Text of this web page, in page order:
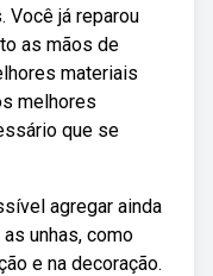
Você já reparou
as mãos de
materiais
melhores
que se
agregar ainda
unhas, como
e na decoração.